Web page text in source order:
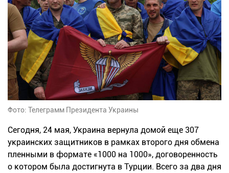
Фото: Телеграмм Президента Украины
Сегодня, 24 мая, Украина вернула домой еще 307
украинских защитников в рамках второго дня обмена
пленными в формате «1000 на 1000», договоренность
о котором была достигнута в Турции. Всего за два дня